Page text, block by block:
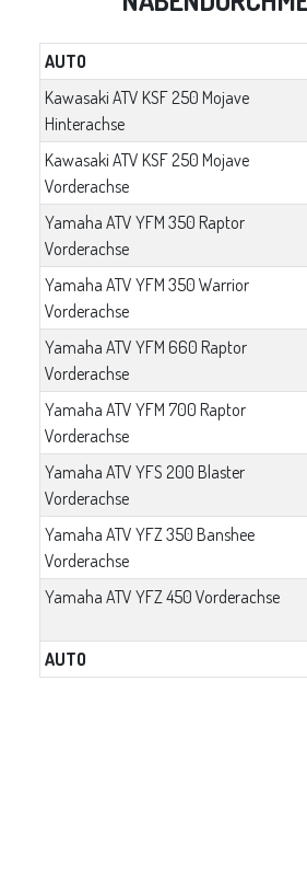
AUTO
Kawasaki ATV KSF 250 Mojave
Hinterachse
Kawasaki ATV KSF 250 Mojave
Vorderachse
Yamaha ATV YFM 350 Raptor
Vorderachse
Yamaha ATV YFM 350 Warrior
Vorderachse
Yamaha ATV YFM 660 Raptor
Vorderachse
Yamaha ATV YFM 700 Raptor
Vorderachse
Yamaha ATV YFS 200 Blaster
Vorderachse
Yamaha ATV YFZ 350 Banshee
Vorderachse
Yamaha ATV YFZ 450 Vorderachse
AUTO